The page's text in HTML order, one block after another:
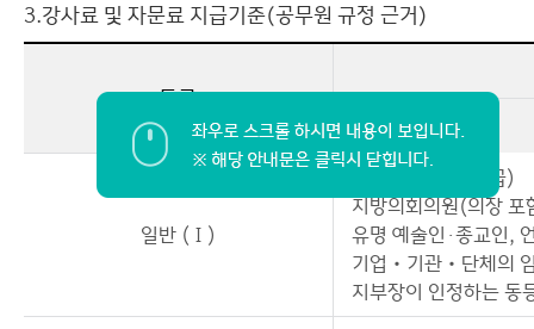
3.강사료 및 자문료 지급기준(공무원 규정 근거)
등급
일반 (Ⅰ)
4급 이상 공무원(급)
지방의회의원(의장 포
유명 예술인·종교인,
기업‧기관‧단체의
지부장이 인정하는 동